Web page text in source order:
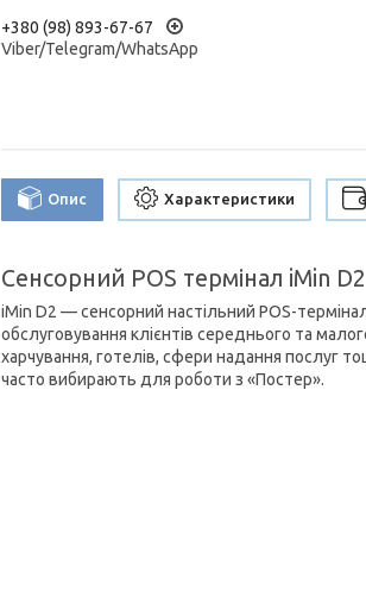
+380 (98) 893-67-67
Viber/Telegram/WhatsApp
Опис Характеристики
Сенсорний POS термінал iMin
iMin D2 — сенсорний настільний POS-
обслуговування клієнтів середнього та
харчування, готелів, сфери надання послуг
часто вибирають для роботи з «Постер».